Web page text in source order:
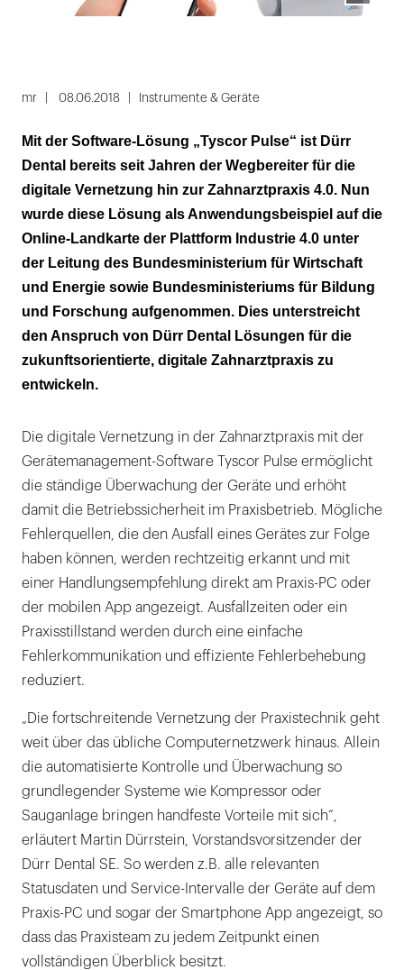
Lightbox
1
2
mr 08.06.2018 Instrumente & Geräte
Mit der Software-Lösung „Tyscor Pulse“ ist Dürr
Dental bereits seit Jahren der Wegbereiter für die
digitale Vernetzung hin zur Zahnarztpraxis 4.0. Nun
wurde diese Lösung als Anwendungsbeispiel auf die
Online-Landkarte der Plattform Industrie 4.0 unter
der Leitung des Bundesministerium für Wirtschaft
und Energie sowie Bundesministeriums für Bildung
und Forschung aufgenommen. Dies unterstreicht
den Anspruch von Dürr Dental Lösungen für die
zukunftsorientierte, digitale Zahnarztpraxis zu
entwickeln.
Die digitale Vernetzung in der Zahnarztpraxis mit der
Gerätemanagement-Software Tyscor Pulse ermöglicht
die ständige Überwachung der Geräte und erhöht
damit die Betriebssicherheit im Praxisbetrieb. Mögliche
Fehlerquellen, die den Ausfall eines Gerätes zur Folge
haben können, werden rechtzeitig erkannt und mit
einer Handlungsempfehlung direkt am Praxis-PC oder
der mobilen App angezeigt. Ausfallzeiten oder ein
Praxisstillstand werden durch eine einfache
Fehlerkommunikation und effiziente Fehlerbehebung
reduziert.
„Die fortschreitende Vernetzung der Praxistechnik geht
weit über das übliche Computernetzwerk hinaus. Allein
die automatisierte Kontrolle und Überwachung so
grundlegender Systeme wie Kompressor oder
Sauganlage bringen handfeste Vorteile mit sich“,
erläutert Martin Dürrstein, Vorstandsvorsitzender der
Dürr Dental SE. So werden z.B. alle relevanten
Statusdaten und Service-Intervalle der Geräte auf dem
Praxis-PC und sogar der Smartphone App angezeigt, so
dass das Praxisteam zu jedem Zeitpunkt einen
vollständigen Überblick besitzt.